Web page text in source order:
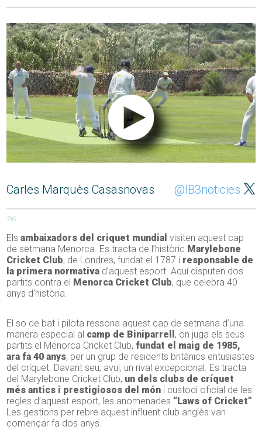
Carles Marquès Casasnovas @IB3noticies
792
Elsambaixadors del criquet mundial visiten aquest cap
de setmana Menorca. Es tracta de l’històric Marylebone
Cricket Club, de Londres, fundat el 1787 i responsable de
la primera normativa d’aquest esport. Aquí disputen dos
partits contra el Menorca Cricket Club, que celebra 40
anys d’història.
El so de bat i pilota ressona aquest cap de setmana d’una
manera especial al camp de Biniparrell , on juga els seus
partits el Menorca Cricket Club,fundat el maig de 1985,
ara fa 40 anys, per un grup de residents britànics entusiastes
del críquet. Davant seu, avui, un rival excepcional. Es tracta
del Marylebone Cricket Club, un dels clubs de críquet
més antics i prestigiosos del món i custodi oficial de les
regles d’aquest esport, les anomenades “Laws of Cricket”.
Les gestions per rebre aquest influent club anglès van
començar fa dos anys.